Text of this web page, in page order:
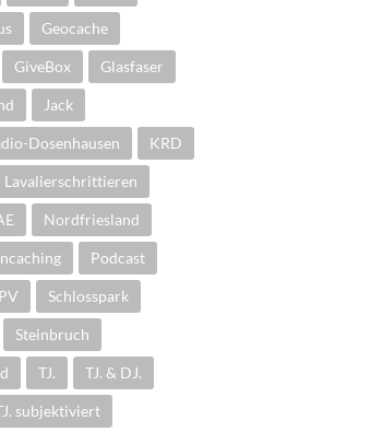
Geocache
GiveBox Glasfaser
Jack
Dosenhausen KRD
Lavalierschrittieren
Nordfriesland
Podcast
PV Schlosspark
Steinbruch
TJ. TJ. & DJ.
subjektiviert